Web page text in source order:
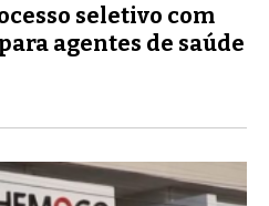
seletivo com
agentes de saúde